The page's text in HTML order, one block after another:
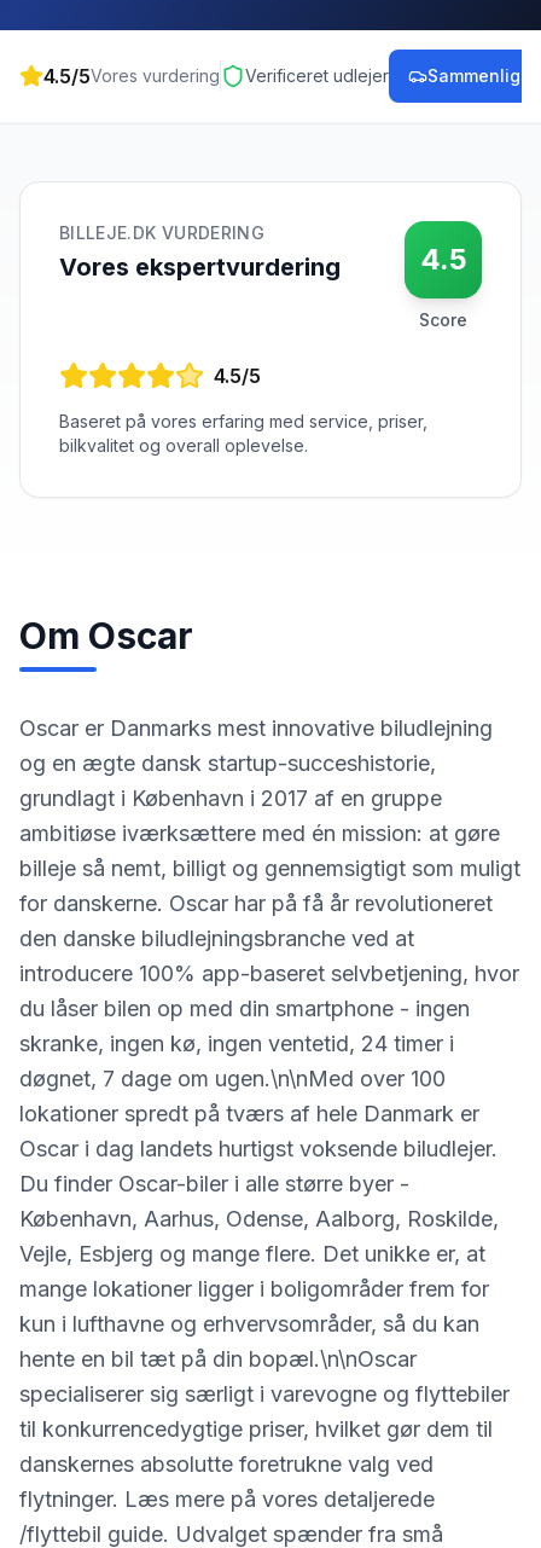
4.5/5Vores vurdering Verificeret udlejer Sammenlign
BILLEJE.DK VURDERING
Vores ekspertvurdering 4.5
Score
4.5/5
Baseret på vores erfaring med service, priser,
bilkvalitet og overall oplevelse.
Om Oscar
Oscar er Danmarks mest innovative biludlejning
og en ægte dansk startup-succeshistorie,
grundlagt i København i 2017 af en gruppe
ambitiøse iværksættere med én mission: at gøre
billeje så nemt, billigt og gennemsigtigt som muligt
for danskerne. Oscar har på få år revolutioneret
den danske biludlejningsbranche ved at
introducere 100% app-baseret selvbetjening, hvor
du låser bilen op med din smartphone - ingen
skranke, ingen kø, ingen ventetid, 24 timer i
døgnet, 7 dage om ugen.\n\nMed over 100
lokationer spredt på tværs af hele Danmark er
Oscar i dag landets hurtigst voksende biludlejer.
Du finder Oscar-biler i alle større byer -
København, Aarhus, Odense, Aalborg, Roskilde,
Vejle, Esbjerg og mange flere. Det unikke er, at
mange lokationer ligger i boligområder frem for
kun i lufthavne og erhvervsområder, så du kan
hente en bil tæt på din bopæl.\n\nOscar
specialiserer sig særligt i varevogne og flyttebiler
til konkurrencedygtige priser, hvilket gør dem til
danskernes absolutte foretrukne valg ved
flytninger. Læs mere på vores detaljerede
/flyttebil guide. Udvalget spænder fra små